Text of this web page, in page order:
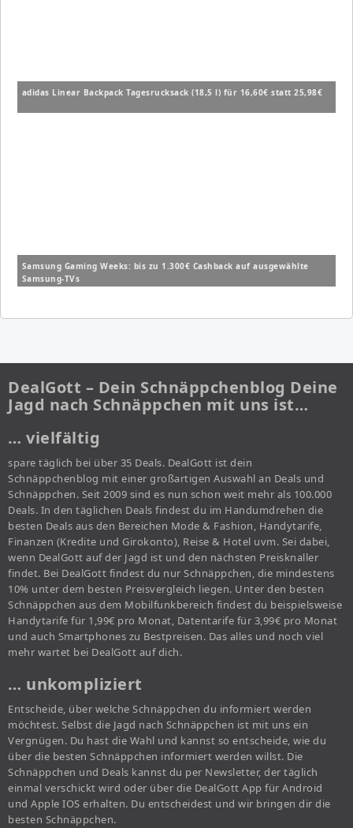
adidas Linear Backpack Tagesrucksack (18,5 l) für 16,60€ statt 25,98€
Samsung Gaming Weeks: bis zu 1.300€ Cashback auf ausgewählte
Samsung-TVs
DealGott – Dein Schnäppchenblog Deine
Jagd nach Schnäppchen mit uns ist…
… vielfältig
spare täglich bei über 35 Deals. DealGott ist dein
Schnäppchenblog mit einer großartigen Auswahl an Deals und
Schnäppchen. Seit 2009 sind es nun schon weit mehr als 100.000
Deals. In den täglichen Deals findest du im Handumdrehen die
besten Deals aus den Bereichen Mode & Fashion, Handytarife,
Finanzen (Kredite und Girokonto), Reise & Hotel uvm. Sei dabei,
wenn DealGott auf der Jagd ist und den nächsten Preisknaller
findet. Bei DealGott findest du nur Schnäppchen, die mindestens
10% unter dem besten Preisvergleich liegen. Unter den besten
Schnäppchen aus dem Mobilfunkbereich findest du beispielsweise
Handytarife für 1,99€ pro Monat, Datentarife für 3,99€ pro Monat
und auch Smartphones zu Bestpreisen. Das alles und noch viel
mehr wartet bei DealGott auf dich.
… unkompliziert
Entscheide, über welche Schnäppchen du informiert werden
möchtest. Selbst die Jagd nach Schnäppchen ist mit uns ein
Vergnügen. Du hast die Wahl und kannst so entscheide, wie du
über die besten Schnäppchen informiert werden willst. Die
Schnäppchen und Deals kannst du per Newsletter, der täglich
einmal verschickt wird oder über die DealGott App für Android
und Apple IOS erhalten. Du entscheidest und wir bringen dir die
besten Schnäppchen.